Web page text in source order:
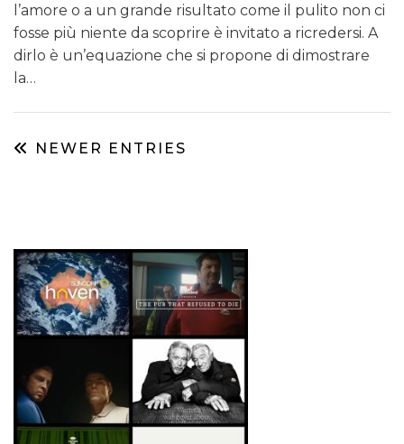
l’amore o a un grande risultato come il pulito non ci
fosse più niente da scoprire è invitato a ricredersi. A
dirlo è un’equazione che si propone di dimostrare
la…
NEWER ENTRIES